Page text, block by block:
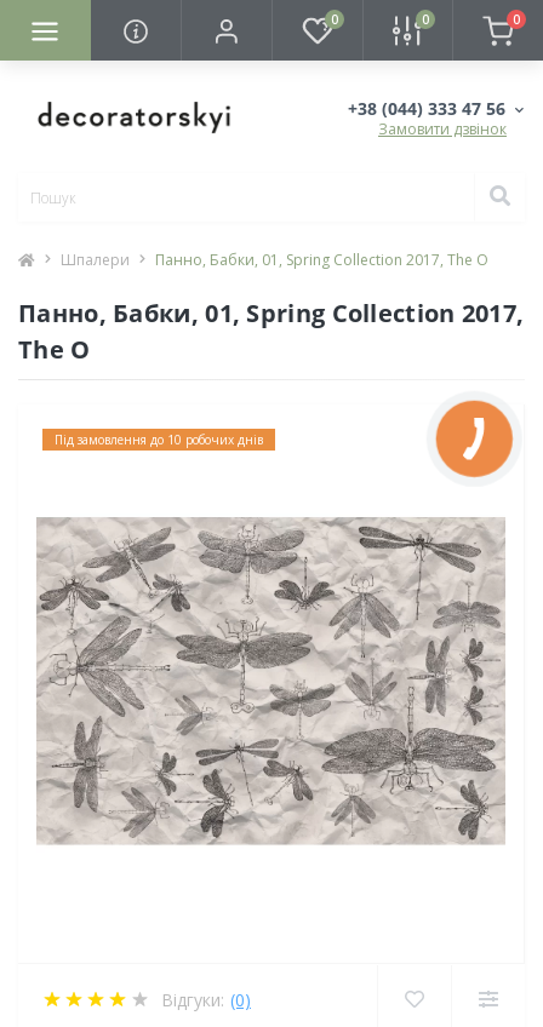
0 0 0
+38 (044) 333 47 56
Замовити дзвінок
Шпалери Панно, Бабки, 01, Spring Collection 2017, The O
Панно, Бабки, 01, Spring Collection 2017,
The O
Під замовлення до 10 робочих днів
Відгуки: (0)